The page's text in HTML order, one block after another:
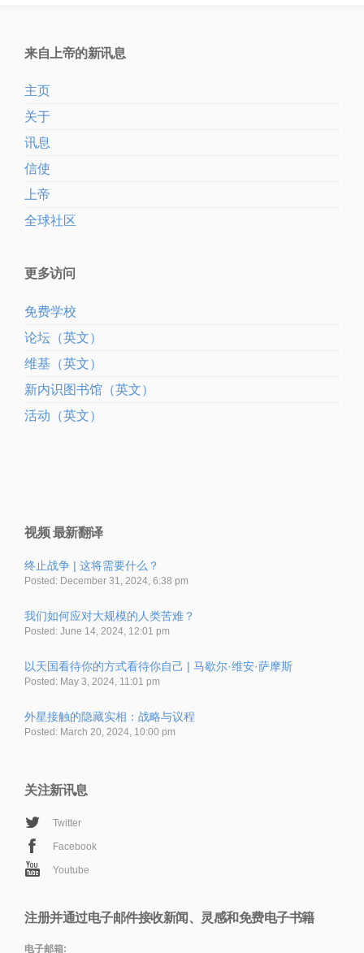
来自上帝的新讯息
主页
关于
讯息
信使
上帝
全球社区
更多访问
免费学校
论坛（英文）
维基（英文）
新内识图书馆（英文）
活动（英文）
视频 最新翻译
终止战争 | 这将需要什么？
Posted: December 31, 2024, 6:38 pm
我们如何应对大规模的人类苦难？
Posted: June 14, 2024, 12:01 pm
以天国看待你的方式看待你自己 | 马歇尔·维安·萨摩斯
Posted: May 3, 2024, 11:01 pm
外星接触的隐藏实相：战略与议程
Posted: March 20, 2024, 10:00 pm
关注新讯息
Twitter
Facebook
Youtube
注册并通过电子邮件接收新闻、灵感和免费电子书籍
电子邮箱: